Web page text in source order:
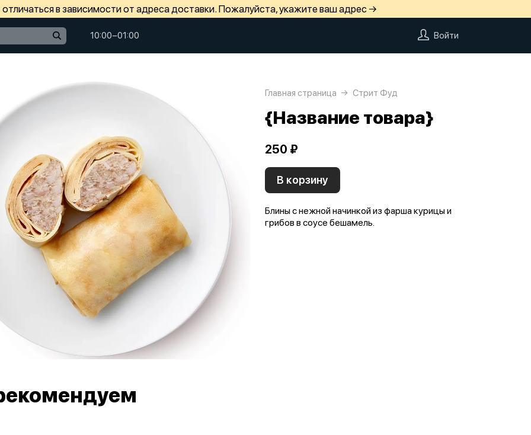
в зависимости от адреса доставки. Пожалуйста, укажите ваш адрес →
10:00−01:00 Войти
Главная страница Стрит Фуд
{Название товара}
250 ₽
В корзину
Блины с нежной начинкой из фарша курицы и
грибов в соусе бешамель.